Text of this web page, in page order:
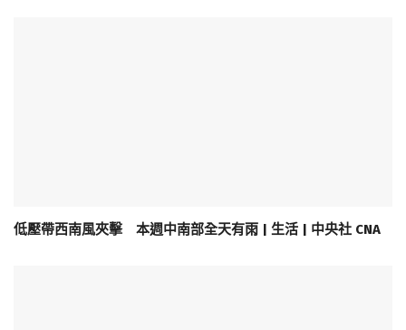
低壓帶西南風夾擊 本週中南部全天有雨 | 生活 | 中央社 CNA